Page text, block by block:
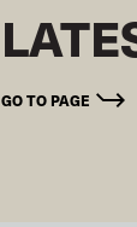
GO TO PAGE